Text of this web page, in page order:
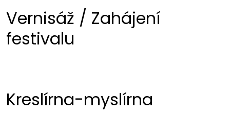
Vernisáž / Zahájení
festivalu
Kreslírna-myslírna